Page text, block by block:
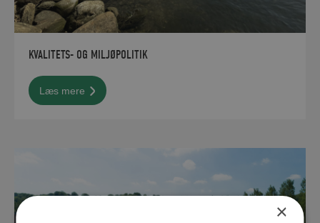
KVALITETS- OG MILJØPOLITIK
Læs mere
×